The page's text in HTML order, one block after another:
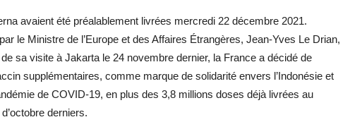
avaient été préalablement livrées mercredi 22 décembre 2021.
le Ministre de l’Europe et des Affaires Étrangères, Jean-Yves Le Drian,
sa visite à Jakarta le 24 novembre dernier, la France a décidé de
supplémentaires, comme marque de solidarité envers l’Indonésie et
de COVID-19, en plus des 3,8 millions doses déjà livrées au
derniers.